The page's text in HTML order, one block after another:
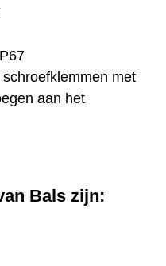
met
aan het
Bals zijn: